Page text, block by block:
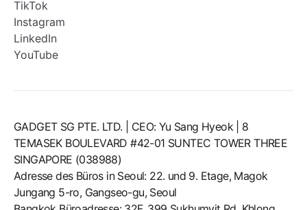
TikTok
Instagram
LinkedIn
YouTube
GADGET SG PTE. LTD. | CEO: Yu Sang Hyeok | 8
TEMASEK BOULEVARD #42-01 SUNTEC TOWER THREE
SINGAPORE (038988)
Adresse des Büros in Seoul: 22. und 9. Etage, Magok
Jungang 5-ro, Gangseo-gu, Seoul